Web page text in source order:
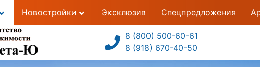
Новостройки Эксклюзив Спецпредложения
8 (800) 500-60-61
8 (918) 670-40-50